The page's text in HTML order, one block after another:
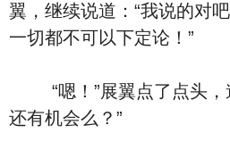
翼，继续说道：“我说的对
一切都不可以下定论！”
“嗯！”展翼点了点头，
还有机会么？”